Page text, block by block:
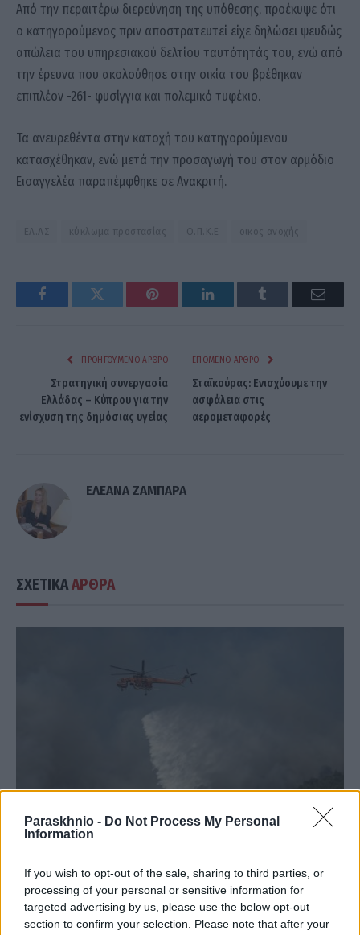
Paraskhnio - Do Not Process My Personal
Information
If you wish to opt-out of the sale, sharing to third parties, or
processing of your personal or sensitive information for
targeted advertising by us, please use the below opt-out
section to confirm your selection. Please note that after your
Από την περαιτέρω διερεύνηση της υπόθεσης, προέκυψε ότι
ο κατηγορούμενος πριν αποστρατευτεί είχε δηλώσει ψευδώς
απώλεια του υπηρεσιακού δελτίου ταυτότητάς του, ενώ από
την έρευνα που ακολούθησε στην οικία του βρέθηκαν
επιπλέον -261- φυσίγγια και πολεμικό τυφέκιο.
Τα ανευρεθέντα στην κατοχή του κατηγορούμενου
κατασχέθηκαν, ενώ μετά την προσαγωγή του στον αρμόδιο
Εισαγγελέα παραπέμφθηκε σε Ανακριτή.
ΕΛ.ΑΣ κύκλωμα προστασίας Ο.Π.Κ.Ε οικος ανοχής
FacebookTwitter Pinterest LinkedInTumblr Email
ΠΡΟΗΓΟΎΜΕΝΟ ΆΡΘΡΟ
Στρατηγική συνεργασία
Ελλάδας – Κύπρου για την
ενίσχυση της δημόσιας υγείας
ΕΠΌΜΕΝΟ ΆΡΘΡΟ
Σταϊκούρας: Ενισχύουμε την
ασφάλεια στις
αερομεταφορές
ΕΛΕΑΝΑ ΖΑΜΠΑΡΑ
ΣΧΕΤΙΚΑΑΡΘΡΑ
Πυρκαγιά τώρα στην Αγία Μαρίνα Ηλείας
ΑΝΑΡΤΗΘΗΚΕ ΑΠΟ ΆΛΚΗΣΤΗ ΓΑΤΟΠΟΎΛΟΥ